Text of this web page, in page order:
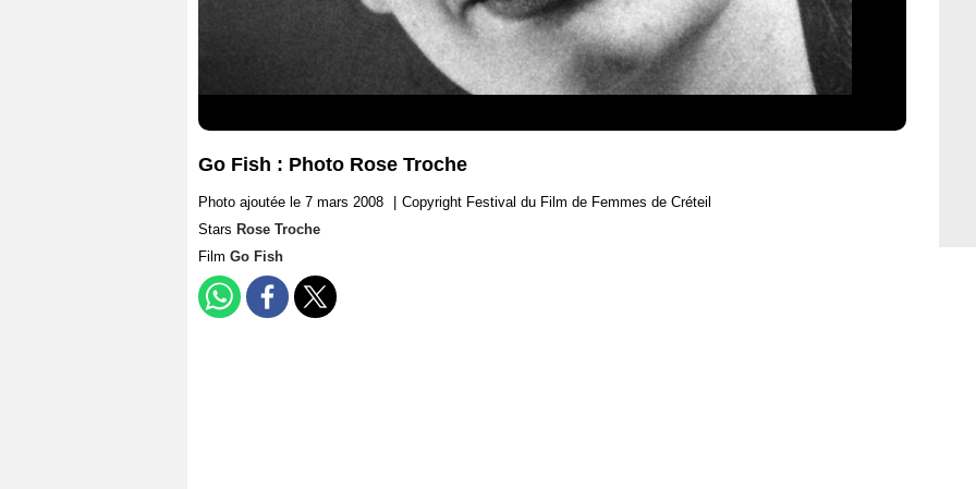
Go Fish : Photo Rose Troche
Photo ajoutée le 7 mars 2008
Copyright Festival du Film de Femmes de Créteil
Stars Rose Troche
Film Go Fish